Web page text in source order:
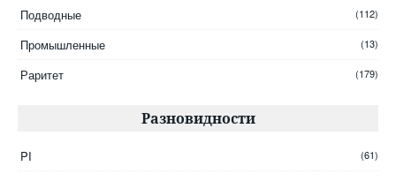
Подводные (112)
Промышленные (13)
Раритет (179)
Разновидности
PI (61)